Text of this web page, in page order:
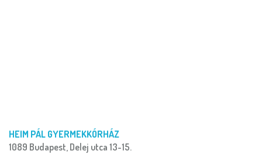
HEIM PÁL GYERMEKKÓRHÁZ
1089 Budapest, Delej utca 13-15.